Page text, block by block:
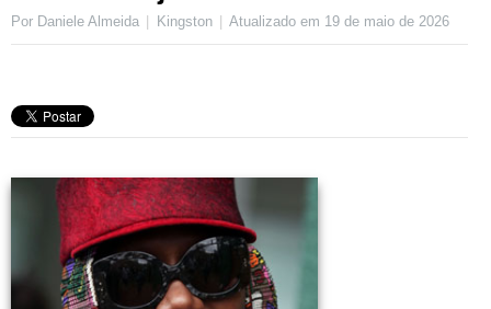
Por Daniele Almeida Kingston Atualizado em 19 de maio de 2026